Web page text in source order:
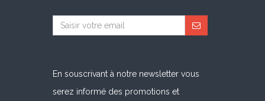
En souscrivant à notre newsletter vous
serez informé des promotions et